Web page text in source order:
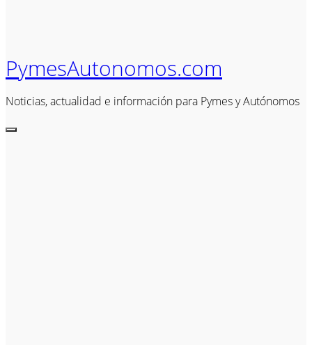
PymesAutonomos.com
Noticias, actualidad e información para Pymes y Autónomos